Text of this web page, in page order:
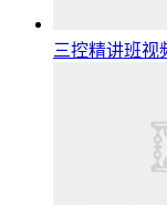
三控精讲班视